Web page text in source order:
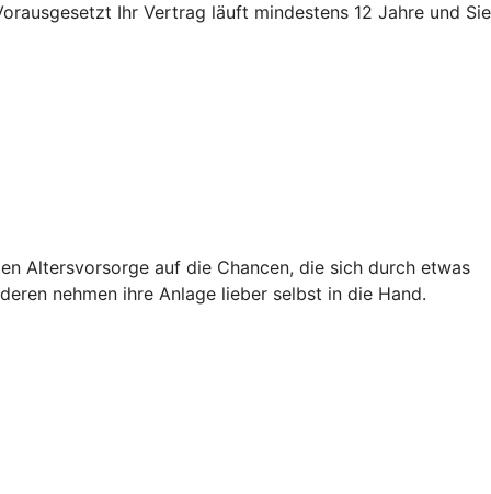
Ihr Vertrag läuft mindestens 12 Jahre und Sie
Altersvorsorge auf die Chancen, die sich durch etwas
nehmen ihre Anlage lieber selbst in die Hand.